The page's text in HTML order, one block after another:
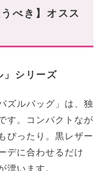
べき】オスス
」シリーズ
ズルバッグ」は、独
す。コンパクトなが
ぴったり。黒レザー
デに合わせるだけ
漂います。